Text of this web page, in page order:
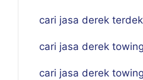
cari jasa derek
cari jasa derek
cari jasa derek